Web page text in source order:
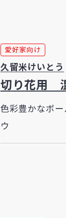
愛好家向け
久留米けいとう
切り花用
色彩豊かなボ
ウ